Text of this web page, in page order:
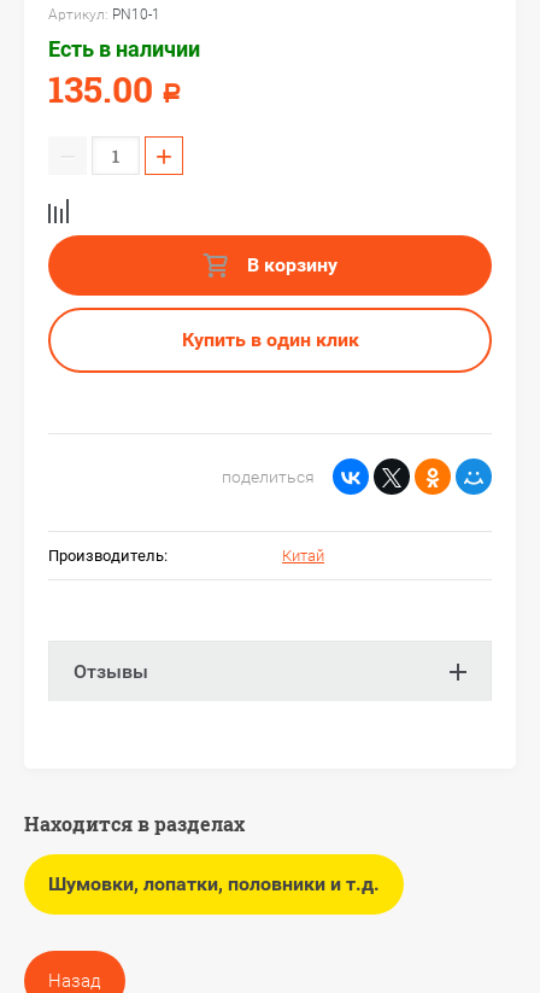
Артикул: PN10-1
Есть в наличии
135.00 Р
+
В корзину
Купить в один клик
поделиться
Производитель: Китай
Отзывы
Находится в разделах
Шумовки, лопатки, половники и т.д.
Назад